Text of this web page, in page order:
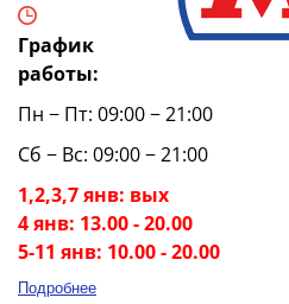
График
работы:
Пн − Пт: 09:00 − 21:00
Сб − Вс: 09:00 − 21:00
1,2,3,7 янв: вых
4 янв: 13.00 - 20.00
5-11 янв: 10.00 - 20.00
Подробнее